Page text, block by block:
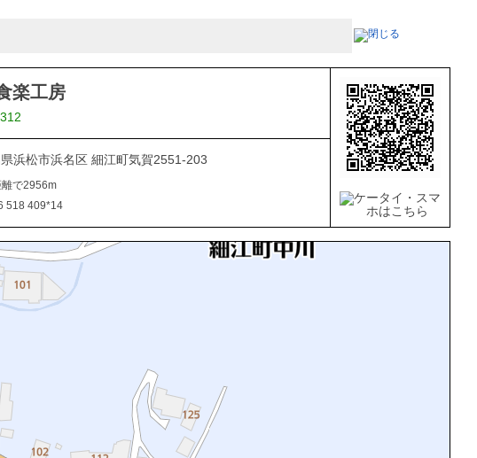
楽工房
浜松市浜名区 細江町気賀2551-203
離で2956m
518 409*14